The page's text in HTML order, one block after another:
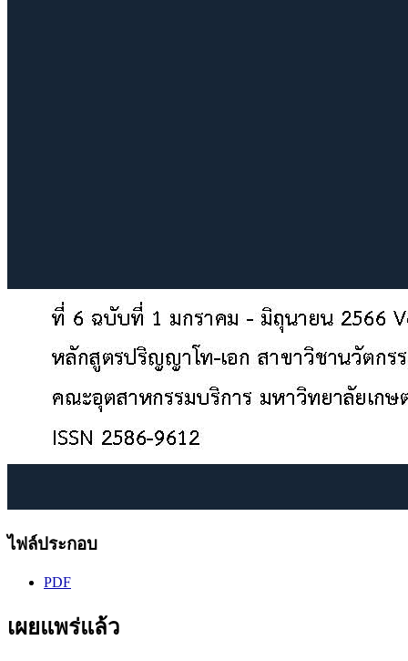
ไฟล์ประกอบ
PDF
เผยแพร่แล้ว